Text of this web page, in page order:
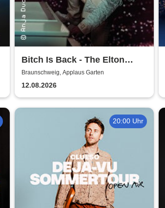
Bitch Is Back - The Elton
John Show
Braunschweig, Applaus Garten
12.08.2026
20:00 Uhr